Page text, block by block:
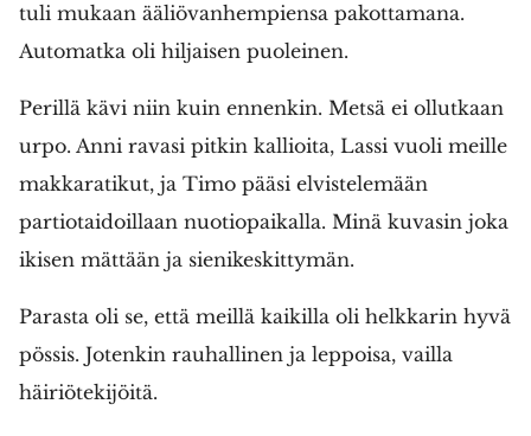
tuli mukaan ääliövanhempiensa pakottamana.
Automatka oli hiljaisen puoleinen.
Perillä kävi niin kuin ennenkin. Metsä ei ollutkaan
urpo. Anni ravasi pitkin kallioita, Lassi vuoli meille
makkaratikut, ja Timo pääsi elvistelemään
partiotaidoillaan nuotiopaikalla. Minä kuvasin joka
ikisen mättään ja sienikeskittymän.
Parasta oli se, että meillä kaikilla oli helkkarin hyvä
pössis. Jotenkin rauhallinen ja leppoisa, vailla
häiriötekijöitä.